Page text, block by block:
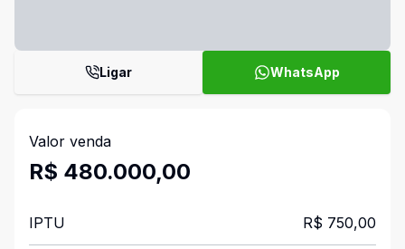
Ligar WhatsApp
Valor venda
R$ 480.000,00
IPTU R$ 750,00